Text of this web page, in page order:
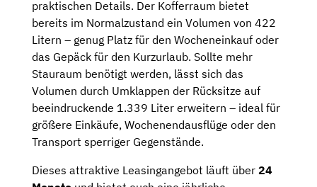
praktischen Details. Der Kofferraum bietet
bereits im Normalzustand ein Volumen von 422
Litern – genug Platz für den Wocheneinkauf oder
das Gepäck für den Kurzurlaub. Sollte mehr
Stauraum benötigt werden, lässt sich das
Volumen durch Umklappen der Rücksitze auf
beeindruckende 1.339 Liter erweitern – ideal für
größere Einkäufe, Wochenendausflüge oder den
Transport sperriger Gegenstände.
Dieses attraktive Leasingangebot läuft über 24